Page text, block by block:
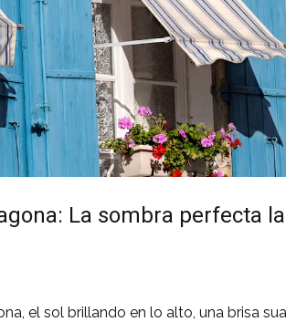
La sombra perfecta
el sol brillando en lo alto, una brisa